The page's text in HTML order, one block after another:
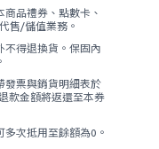
品禮券、點數卡、
售/儲值業務。
不得退換貨。保固內
發票與銷貨明細表於
款金額將返還至本券
次抵用至餘額為0。